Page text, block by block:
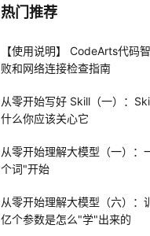
热门推荐
【使用说明】 CodeArts代码
败和网络连接检查指南
从零开始写好 Skill（一）：
什么你应该关心它
从零开始理解大模型（一）：
个词"开始
从零开始理解大模型（六）
亿个参数是怎么"学"出来的